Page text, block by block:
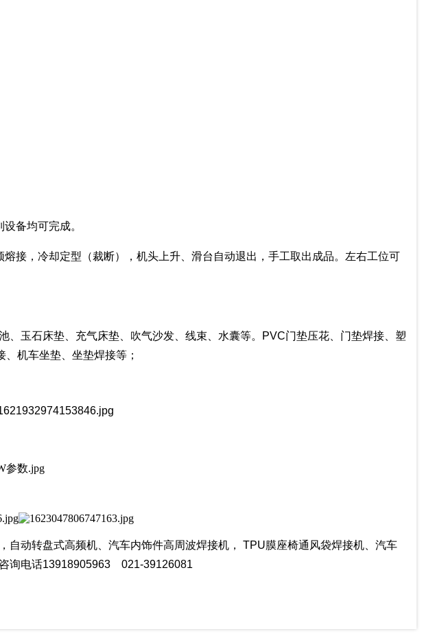
备均可完成。
接，冷却定型（裁断），机头上升、滑台自动退出，手工取出成品。左右工位可
玉石床垫、充气床垫、吹气沙发、线束、水囊等。PVC门垫压花、门垫焊接、塑
机车坐垫、坐垫焊接等；
动转盘式高频机、汽车内饰件高周波焊接机， TPU膜座椅通风袋焊接机、汽车
询电话13918905963 021-39126081